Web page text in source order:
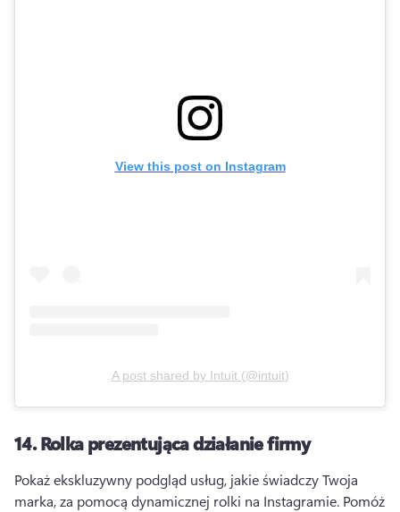
View this post on Instagram
A post shared by Intuit(@intuit)
14.Rolka prezentująca działanie firmy
Pokaż ekskluzywny podgląd usług, jakie świadczy Twoja
marka, za pomocą dynamicznej rolki na Instagramie. Pomóż